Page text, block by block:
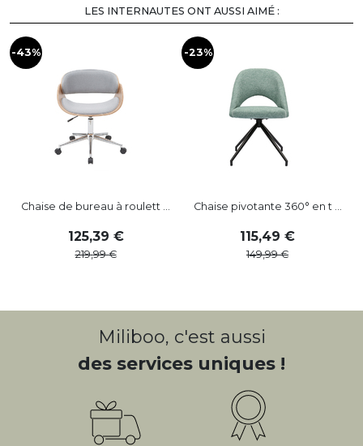
LES INTERNAUTES ONT AUSSI AIMÉ :
-43%
Chaise de bureau à roulett ...
125,39
219,99
-23%
Chaise pivotante 360° en t ...
115,49
149,99
Miliboo, c'est aussi
des services uniques !